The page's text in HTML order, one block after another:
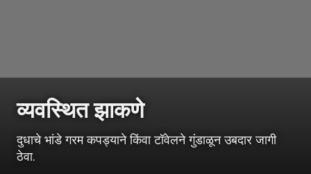
व्यवस्थित झाकणे
दुधाचे भांडे गरम कपड्याने किंवा टॉवेलने गुंडाळून उबदार जागी
ठेवा.